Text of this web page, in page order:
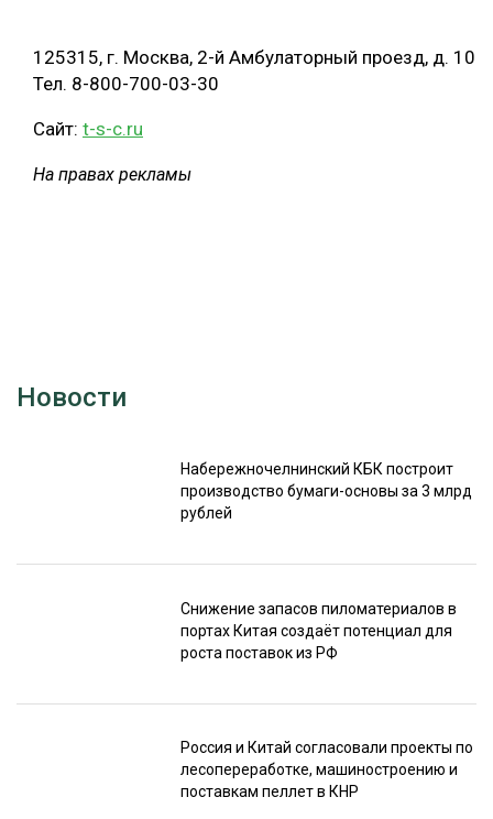
125315, г. Москва, 2-й Амбулаторный проезд, д. 10
Тел. 8-800-700-03-30
Сайт: t-s-c.ru
На правах рекламы
Новости
Набережночелнинский КБК построит
производство бумаги-основы за 3 млрд
рублей
Снижение запасов пиломатериалов в
портах Китая создаёт потенциал для
роста поставок из РФ
Россия и Китай согласовали проекты по
лесопереработке, машиностроению и
поставкам пеллет в КНР